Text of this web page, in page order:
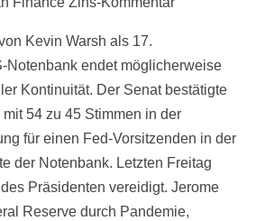
Kevin Warsh als 17.
Notenbank endet möglicherweise
Kontinuität. Der Senat bestätigte
54 zu 45 Stimmen in der
für einen Fed-Vorsitzenden in der
der Notenbank. Letzten Freitag
Präsidenten vereidigt. Jerome
Reserve durch Pandemie,